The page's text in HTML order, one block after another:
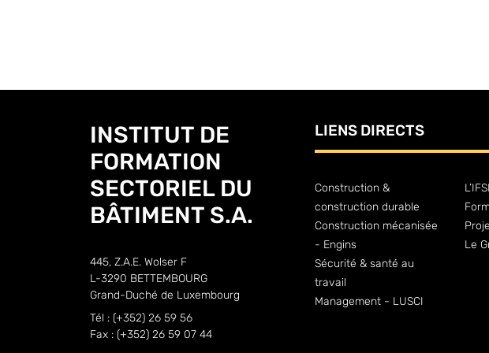
INSTITUT DE
FORMATION
SECTORIEL DU
BÂTIMENT S.A.
445, Z.A.E. Wolser F
L-3290 BETTEMBOURG
Grand-Duché de Luxembourg
Tél : (+352) 26 59 56
Fax : (+352) 26 59 07 44
LIENS DIRECTS
Construction &
construction durable
Construction mécanisée
- Engins
Sécurité & santé au
travail
Management - LUSCI
Le